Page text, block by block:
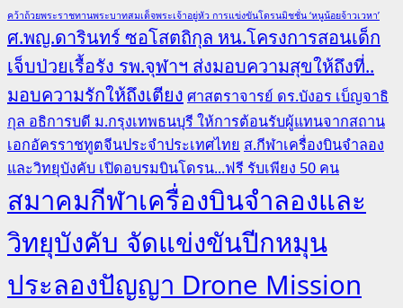
คว้าถ้วยพระราชทานพระบาทสมเด็จพระเจ้าอยู่หัว การแข่งขันโดรนมิชชั่น ‘หนูน้อยจ้าวเวหา’
ศ.พญ.ดารินทร์ ซอโสตถิกุล หน.โครงการสอนเด็ก
เจ็บป่วยเรื้อรัง รพ.จุฬาฯ ส่งมอบความสุขให้ถึงที่..
มอบความรักให้ถึงเตียง ศาสตราจารย์ ดร.บังอร เบ็ญจาธิ
กุล อธิการบดี ม.กรุงเทพธนบุรี ให้การต้อนรับผู้แทนจากสถาน
เอกอัครราชทูตจีนประจำประเทศไทย ส.กีฬาเครื่องบินจำลอง
และวิทยุบังคับ เปิดอบรมบินโดรน...ฟรี รับเพียง 50 คน
สมาคมกีฬาเครื่องบินจำลองและ
วิทยุบังคับ จัดแข่งขันปีกหมุน
ประลองปัญญา Drone Mission